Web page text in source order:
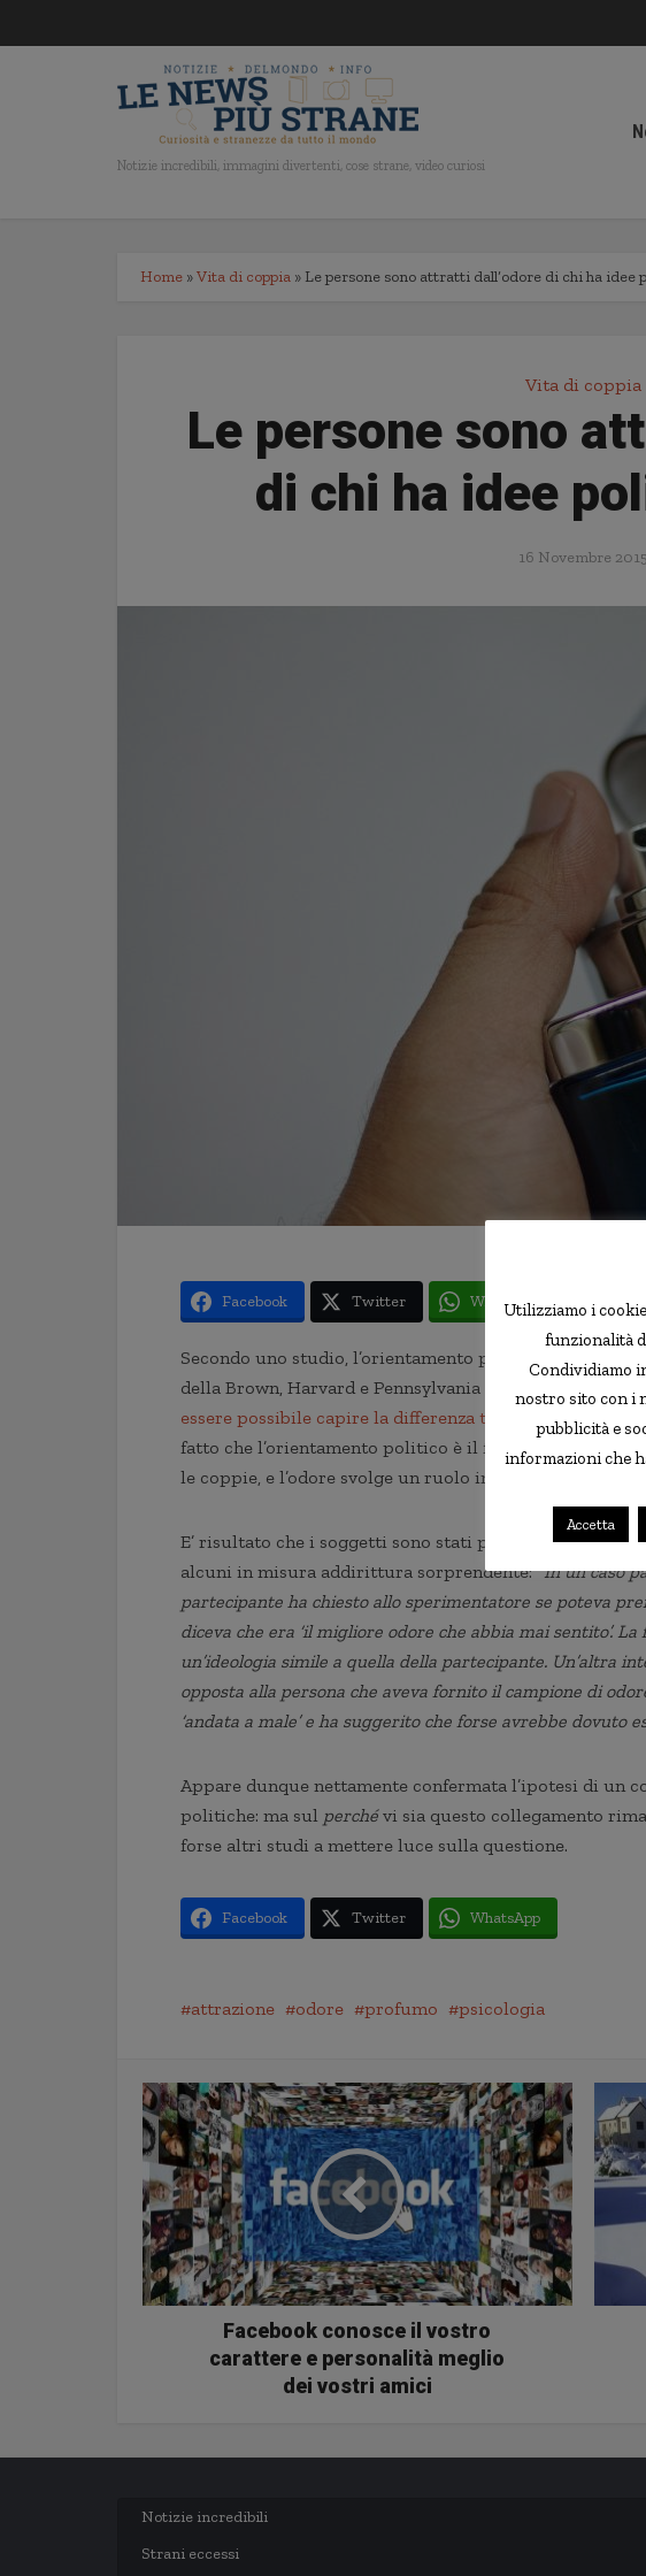
Notizie incredibili, immagini divertenti, cose strane, video curiosi
Home »Vita di coppia » Le persone sono attratti dall’odore di chi ha idee
Vita di coppia
Le persone sono
di chi ha idee
16 Novembre 2015
Facebook Twitter WhatsApp
Secondo uno studio, l’orientamento politico sarebbe
della Brown, Harvard e Pennsylvania State University
essere possibile capire la differenza tra l’odore di un
fatto che l’orientamento politico è il fattore che,
le coppie, e l’odore svolge un ruolo importante nella
E’ risultato che i soggetti sono stati più attratti da
alcuni in misura addirittura sorprendente:“In un caso
partecipante ha chiesto allo sperimentatore se poteva
diceva che era ‘il migliore odore che abbia mai sentito’.
un’ideologia simile a quella della partecipante. Un’altra
opposta alla persona che aveva fornito il campione di
‘andata a male’ e ha suggerito che forse avrebbe dovuto
Appare dunque nettamente confermata l’ipotesi di un
politiche: ma sul perchévi sia questo collegamento
forse altri studi a mettere luce sulla questione.
Facebook Twitter WhatsApp
attrazione odore profumo psicologia
Facebook conosce il vostro
carattere e personalità meglio
dei vostri amici
Notizie incredibili
Strani eccessi
Utilizziamo i
funzionalità
Condividiamo
nostro sito con i
pubblicità e
informazioni che
Accetta